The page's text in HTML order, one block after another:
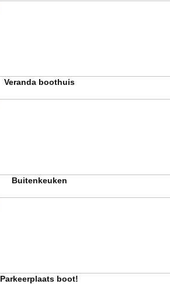
Veranda boothuis
Buitenkeuken
Parkeerplaats boot!